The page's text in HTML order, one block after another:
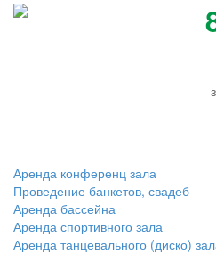
Аренда конференц зала
Проведение банкетов, свадеб
Аренда бассейна
Аренда спортивного зала
Аренда танцевального (диско)